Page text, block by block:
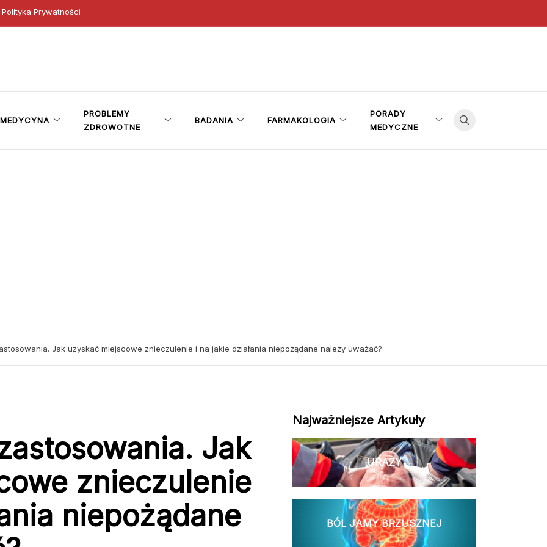
Polityka Prywatności
MEDYCYNA
PROBLEMY
ZDROWOTNE
BADANIA FARMAKOLOGIA
PORADY
MEDYCZNE
Jak uzyskać miejscowe znieczulenie i na jakie działania niepożądane należy uważać?
Jak
znieczulenie
niepożądane
Najważniejsze Artykuły
URAZY
BÓL JAMY BRZUSZNEJ